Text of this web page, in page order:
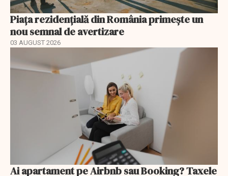
Piața rezidențială din România primește un
nou semnal de avertizare
03 AUGUST 2026
Ai apartament pe Airbnb sau Booking? Taxele